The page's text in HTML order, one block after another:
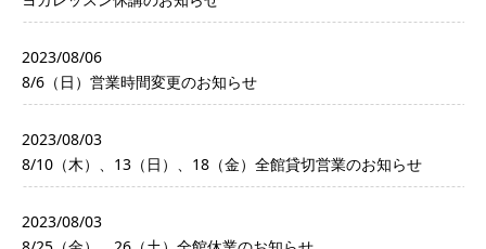
2023/08/06
8/6（日）営業時間変更のお知らせ
2023/08/03
8/10（木）、13（日）、18（金）全館貸切営業のお知らせ
2023/08/03